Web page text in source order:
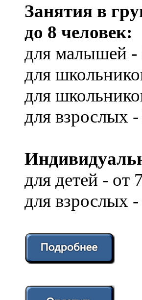
Занятия в
до 8 человек:
для малышей -
для
для
для взрослых
для детей - от
для взрослых